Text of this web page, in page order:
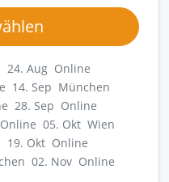
24. Aug Online
14. Sep München
28. Sep Online
05. Okt Wien
19. Okt Online
02. Nov Online